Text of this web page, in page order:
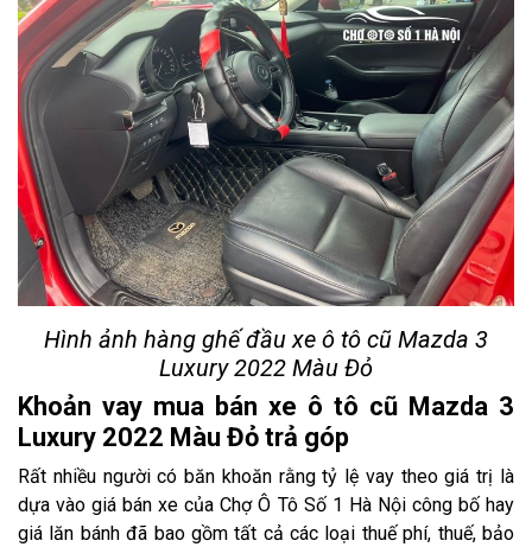
Hình ảnh hàng ghế đầu xe ô tô cũ Mazda 3
Luxury 2022 Màu Đỏ
Khoản vay mua bán xe ô tô cũ Mazda 3
Luxury 2022 Màu Đỏ trả góp
Rất nhiều người có băn khoăn rằng tỷ lệ vay theo giá trị là
dựa vào giá bán xe của Chợ Ô Tô Số 1 Hà Nội công bố hay
giá lăn bánh đã bao gồm tất cả các loại thuế phí, thuế, bảo